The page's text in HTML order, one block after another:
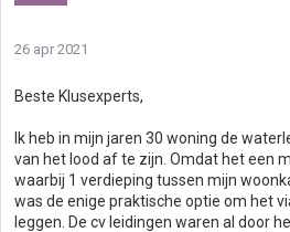
26 apr 2021
Beste Klusexperts,
Ik heb in mijn jaren 30 woning de
van het lood af te zijn. Omdat het een
waarbij 1 verdieping tussen mijn
was de enige praktische optie om het
leggen. De cv leidingen waren al door